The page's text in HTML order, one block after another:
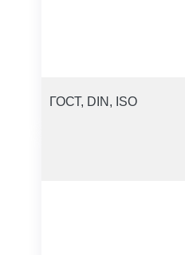
ГОСТ, DIN, ISO